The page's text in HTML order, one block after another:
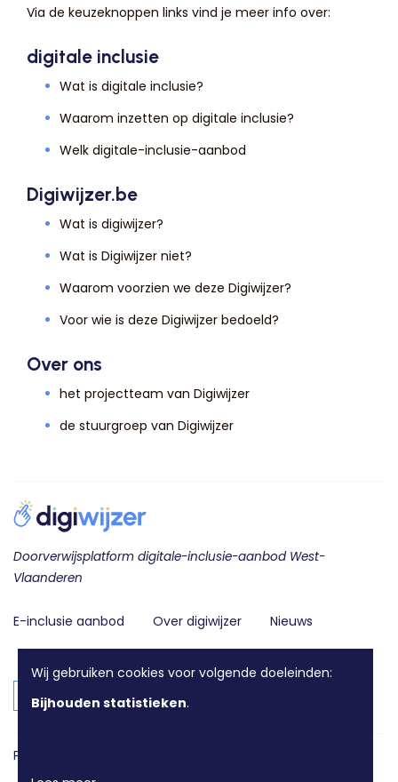
Via de keuzeknoppen links vind je meer info over:
digitale inclusie
Wat is digitale inclusie?
Waarom inzetten op digitale inclusie?
Welk digitale-inclusie-aanbod
Digiwijzer.be
Wat is digiwijzer?
Wat is Digiwijzer niet?
Waarom voorzien we deze Digiwijzer?
Voor wie is deze Digiwijzer bedoeld?
Over ons
het projectteam van Digiwijzer
de stuurgroep van Digiwijzer
Doorverwijsplatform digitale-inclusie-aanbod West-
Vlaanderen
E-inclusie aanbod Over digiwijzer
Nieuws
Login voor aanbieders
Privacy en disclaimer
Toegankelijkheids­verklaring
Wij gebruiken cookies voor volgende doeleinden:
Bijhouden statistieken.